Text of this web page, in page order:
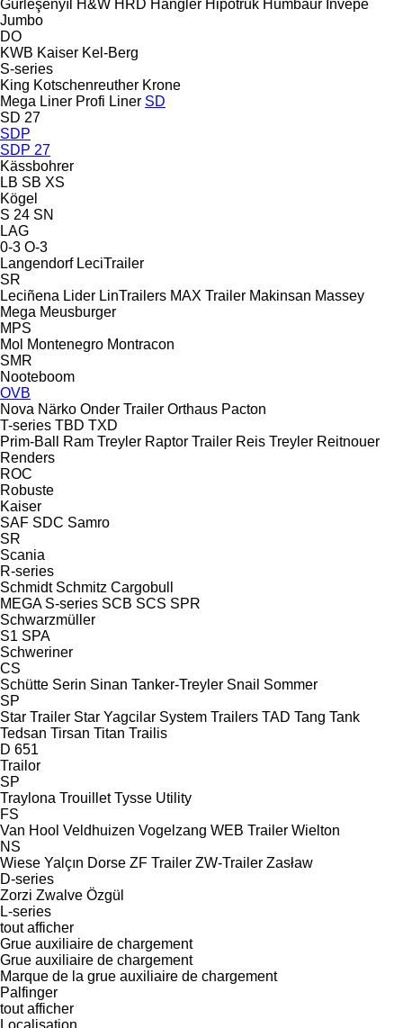
Gürleşenyıl
H&W HRD Hangler Hipotruk Humbaur Invepe
Jumbo
DO
KWB Kaiser Kel-Berg
S-series
King Kotschenreuther Krone
Mega Liner Profi Liner SD
SD 27
SDP
SDP 27
Kässbohrer
LB SB XS
Kögel
S 24 SN
LAG
0-3 O-3
Langendorf LeciTrailer
SR
Leciñena Lider LinTrailers MAX Trailer Makinsan Massey
Mega Meusburger
MPS
Mol Montenegro Montracon
SMR
Nooteboom
OVB
Nova Närko Onder Trailer Orthaus Pacton
T-series TBD TXD
Prim-Ball
Ram Treyler Raptor Trailer Reis Treyler Reitnouer
Renders
ROC
Robuste
Kaiser
SAF SDC Samro
SR
Scania
R-series
Schmidt Schmitz Cargobull
MEGA S-series SCB SCS SPR
Schwarzmüller
S1 SPA
Schweriner
CS
Schütte Serin Sinan Tanker-Treyler Snail Sommer
SP
Star Trailer Star Yagcilar System Trailers TAD Tang Tank
Tedsan Tirsan Titan Trailis
D 651
Trailor
SP
Traylona Trouillet Tysse Utility
FS
Van Hool Veldhuizen Vogelzang WEB Trailer Wielton
NS
Wiese Yalçın Dorse ZF Trailer ZW-Trailer Zasław
D-series
Zorzi Zwalve Özgül
L-series
tout afficher
Grue auxiliaire de chargement
Grue auxiliaire de chargement
Marque de la grue auxiliaire de chargement
Palfinger
tout afficher
Localisation